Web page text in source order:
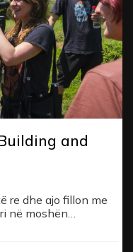
and
re dhe ajo fillon me
në moshën…